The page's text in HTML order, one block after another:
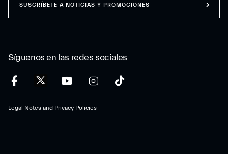
Síguenos en las redes sociales
Legal Notes and Privacy Policies
SUSCRÍBETE A NOTICIAS Y PROMOCIONES